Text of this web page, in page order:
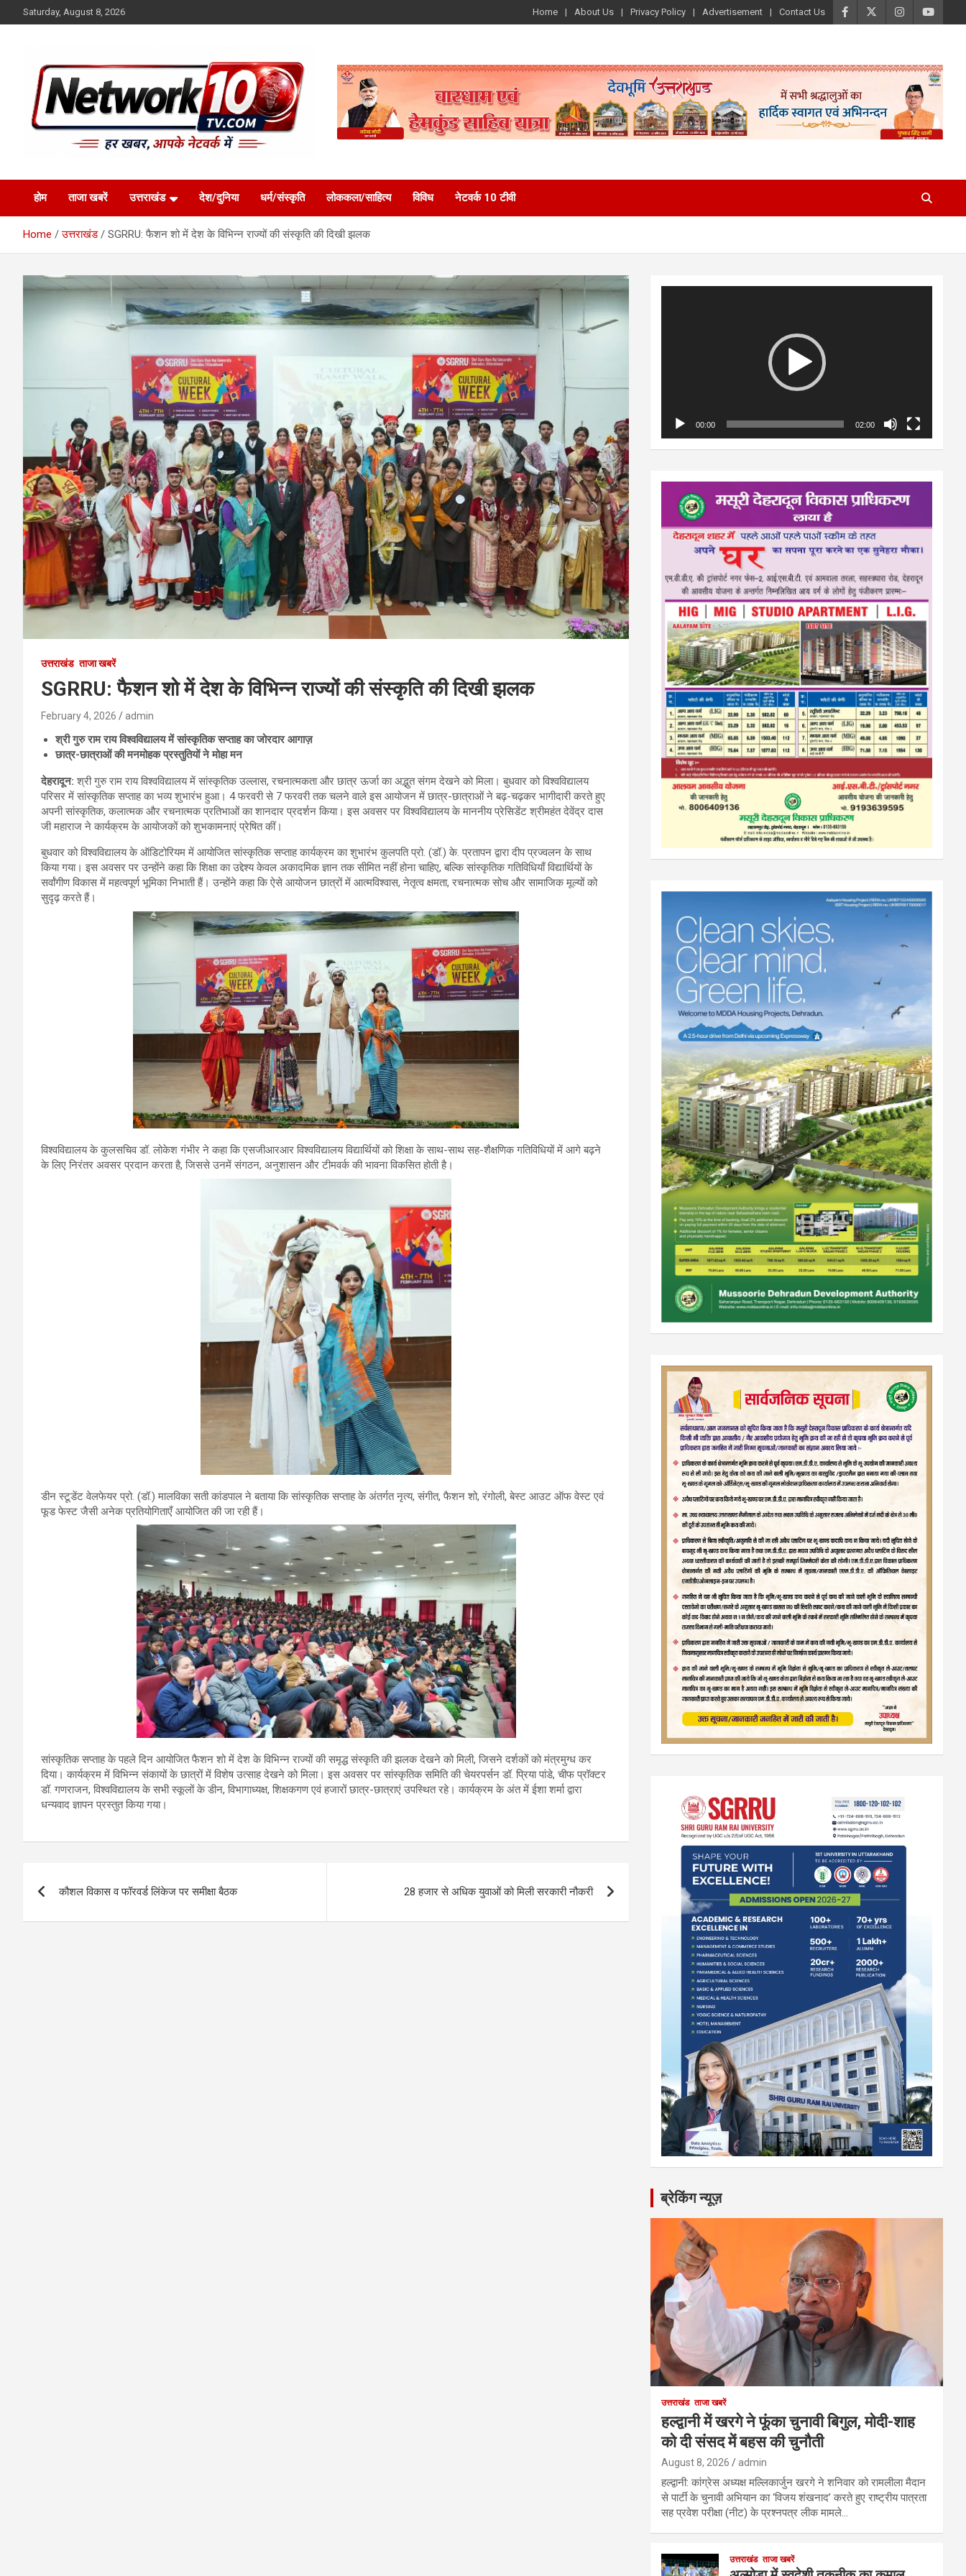
to
Saturday, August 8, 2026 Home About Us Privacy Policy Advertisement Contact Us
Network10tv
होम ताजा खबरें उत्तराखंड देश/दुनिया धर्म/संस्कृति लोककला/साहित्य विविध नेटवर्क 10 टीवी
Home उत्तराखंड SGRRU: फैशन शो में देश के विभिन्न राज्यों की संस्कृति की दिखी झलक
उत्तराखंड ताजा खबरें
SGRRU: फैशन शो में देश के विभिन्न राज्यों की संस्कृति की दिखी झलक
February 4, 2026 admin
श्री गुरु राम राय विश्वविद्यालय में सांस्कृतिक सप्ताह का जोरदार आगाज़
छात्र-छात्राओं की मनमोहक प्रस्तुतियों ने मोहा मन
देहरादून: श्री गुरु राम राय विश्वविद्यालय में सांस्कृतिक उल्लास, रचनात्मकता और छात्र ऊर्जा का अद्भुत संगम देखने को मिला। बुधवार को विश्वविद्यालय
परिसर में सांस्कृतिक सप्ताह का भव्य शुभारंभ हुआ। 4 फरवरी से 7 फरवरी तक चलने वाले इस आयोजन में छात्र-छात्राओं ने बढ़-चढ़कर भागीदारी करते हुए
अपनी सांस्कृतिक, कलात्मक और रचनात्मक प्रतिभाओं का शानदार प्रदर्शन किया। इस अवसर पर विश्वविद्यालय के माननीय प्रेसिडेंट श्रीमहंत देवेंद्र दास
जी महाराज ने कार्यक्रम के आयोजकों को शुभकामनाएं प्रेषित कीं।
बुधवार को विश्वविद्यालय के ऑडिटोरियम में आयोजित सांस्कृतिक सप्ताह कार्यक्रम का शुभारंभ कुलपति प्रो. (डॉ.) के. प्रतापन द्वारा दीप प्रज्वलन के साथ
किया गया। इस अवसर पर उन्होंने कहा कि शिक्षा का उद्देश्य केवल अकादमिक ज्ञान तक सीमित नहीं होना चाहिए, बल्कि सांस्कृतिक गतिविधियाँ विद्यार्थियों के
सर्वांगीण विकास में महत्वपूर्ण भूमिका निभाती हैं। उन्होंने कहा कि ऐसे आयोजन छात्रों में आत्मविश्वास, नेतृत्व क्षमता, रचनात्मक सोच और सामाजिक मूल्यों को
सुदृढ़ करते हैं।
विश्वविद्यालय के कुलसचिव डॉ. लोकेश गंभीर ने कहा कि एसजीआरआर विश्वविद्यालय विद्यार्थियों को शिक्षा के साथ-साथ सह-शैक्षणिक गतिविधियों में आगे बढ़ने
के लिए निरंतर अवसर प्रदान करता है, जिससे उनमें संगठन, अनुशासन और टीमवर्क की भावना विकसित होती है।
डीन स्टूडेंट वेलफेयर प्रो. (डॉ.) मालविका सती कांडपाल ने बताया कि सांस्कृतिक सप्ताह के अंतर्गत नृत्य, संगीत, फैशन शो, रंगोली, बेस्ट आउट ऑफ वेस्ट एवं
फूड फेस्ट जैसी अनेक प्रतियोगिताएँ आयोजित की जा रही हैं।
सांस्कृतिक सप्ताह के पहले दिन आयोजित फैशन शो में देश के विभिन्न राज्यों की समृद्ध संस्कृति की झलक देखने को मिली, जिसने दर्शकों को मंत्रमुग्ध कर
दिया। कार्यक्रम में विभिन्न संकायों के छात्रों में विशेष उत्साह देखने को मिला। इस अवसर पर सांस्कृतिक समिति की चेयरपर्सन डॉ. प्रिया पांडे, चीफ प्रॉक्टर
डॉ. गणराजन, विश्वविद्यालय के सभी स्कूलों के डीन, विभागाध्यक्ष, शिक्षकगण एवं हजारों छात्र-छात्राएं उपस्थित रहे। कार्यक्रम के अंत में ईशा शर्मा द्वारा
धन्यवाद ज्ञापन प्रस्तुत किया गया।
navigation
कौशल विकास व फॉरवर्ड लिंकेज पर समीक्षा बैठक 28 हजार से अधिक युवाओं को मिली सरकारी नौकरी
00:00 02:00
ब्रेकिंग न्यूज़
उत्तराखंड ताजा खबरें
हल्द्वानी में खरगे ने फूंका चुनावी बिगुल, मोदी-शाह
को दी संसद में बहस की चुनौती
August 8, 2026 admin
हल्द्वानी: कांग्रेस अध्यक्ष मल्लिकार्जुन खरगे ने शनिवार को रामलीला मैदान
से पार्टी के चुनावी अभियान का ‘विजय शंखनाद’ करते हुए राष्ट्रीय पात्रता
सह प्रवेश परीक्षा (नीट) के प्रश्नपत्र लीक मामले…
उत्तराखंड ताजा खबरें